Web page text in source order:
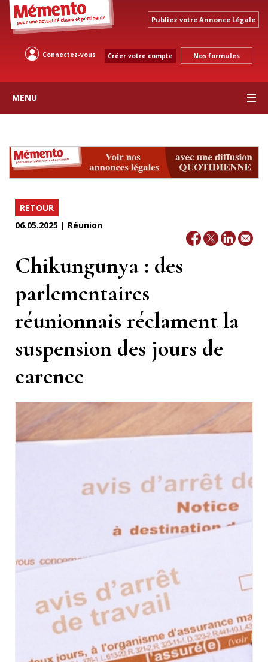
Publiez votre Annonce Légale
Connectez-vous Créer votre compte Nos formules
MENU
RETOUR
06.05.2025 | Réunion
Chikungunya : des
parlementaires
réunionnais réclament la
suspension des jours de
carence